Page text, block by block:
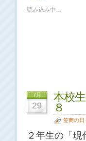
読み込み中…
7月
29
本校
８
笠商の日
２年生の「